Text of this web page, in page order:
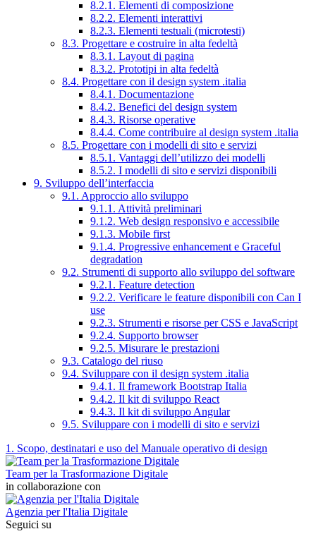
8.2.1. Elementi di composizione
8.2.2. Elementi interattivi
8.2.3. Elementi testuali (microtesti)
8.3. Progettare e costruire in alta fedeltà
8.3.1. Layout di pagina
8.3.2. Prototipi in alta fedeltà
8.4. Progettare con il design system .italia
8.4.1. Documentazione
8.4.2. Benefici del design system
8.4.3. Risorse operative
8.4.4. Come contribuire al design system .italia
8.5. Progettare con i modelli di sito e servizi
8.5.1. Vantaggi dell’utilizzo dei modelli
8.5.2. I modelli di sito e servizi disponibili
9. Sviluppo dell’interfaccia
9.1. Approccio allo sviluppo
9.1.1. Attività preliminari
9.1.2. Web design responsivo e accessibile
9.1.3. Mobile first
9.1.4. Progressive enhancement e Graceful
degradation
9.2. Strumenti di supporto allo sviluppo del software
9.2.1. Feature detection
9.2.2. Verificare le feature disponibili con Can I
use
9.2.3. Strumenti e risorse per CSS e JavaScript
9.2.4. Supporto browser
9.2.5. Misurare le prestazioni
9.3. Catalogo del riuso
9.4. Sviluppare con il design system .italia
9.4.1. Il framework Bootstrap Italia
9.4.2. Il kit di sviluppo React
9.4.3. Il kit di sviluppo Angular
9.5. Sviluppare con i modelli di sito e servizi
1. Scopo, destinatari e uso del Manuale operativo di design
Team per la Trasformazione Digitale
in collaborazione con
Agenzia per l'Italia Digitale
Seguici su